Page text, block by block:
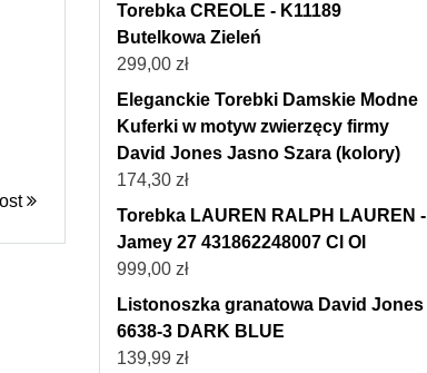
Torebka CREOLE - K11189
Butelkowa Zieleń
299,00 zł
Eleganckie Torebki Damskie Modne
Kuferki w motyw zwierzęcy firmy
David Jones Jasno Szara (kolory)
174,30 zł
Torebka LAUREN RALPH LAUREN -
Jamey 27 431862248007 Cl Ol
999,00 zł
Listonoszka granatowa David Jones
6638-3 DARK BLUE
139,99 zł